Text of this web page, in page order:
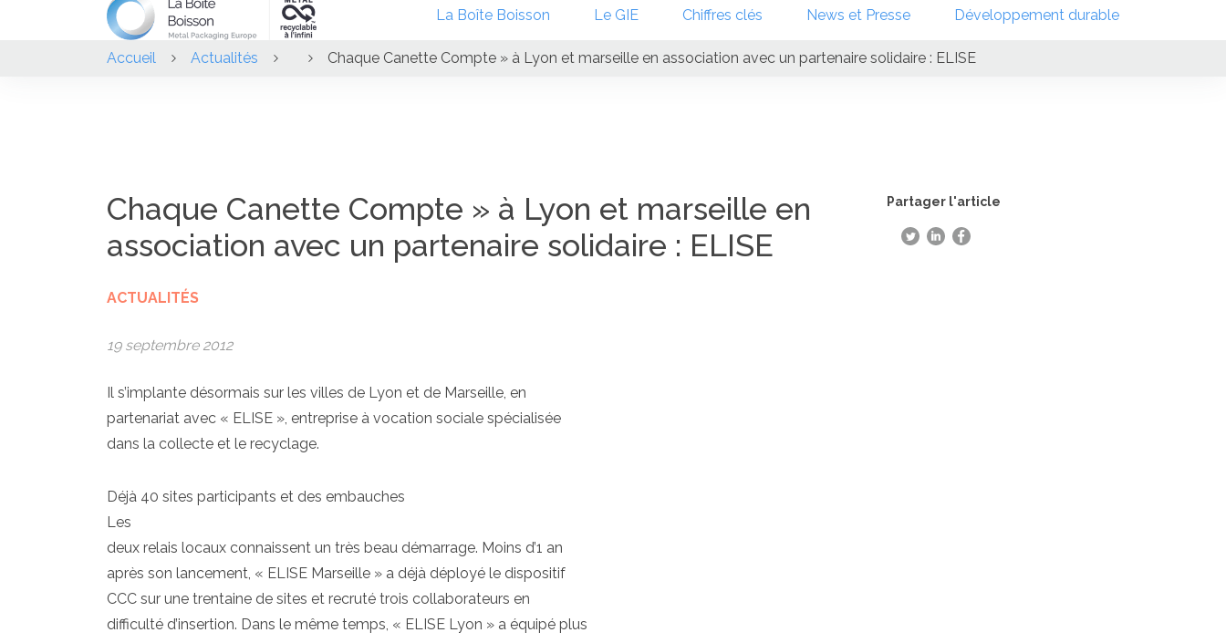
La Boîte Boisson Le GIE Chiffres clés News et Presse Développement durable
Accueil Actualités Chaque Canette Compte » à Lyon et marseille en association avec un partenaire solidaire : ELISE
Chaque Canette Compte » à Lyon et marseille en
association avec un partenaire solidaire : ELISE
ACTUALITÉS
19 septembre 2012
Il s’implante désormais sur les villes de Lyon et de Marseille, en
partenariat avec « ELISE », entreprise à vocation sociale spécialisée
dans la collecte et le recyclage.
Déjà 40 sites participants et des embauches
Les
deux relais locaux connaissent un très beau démarrage. Moins d’1 an
après son lancement, « ELISE Marseille » a déjà déployé le dispositif
CCC sur une trentaine de sites et recruté trois collaborateurs en
difficulté d’insertion. Dans le même temps, « ELISE Lyon » a équipé plus
Partager l'article